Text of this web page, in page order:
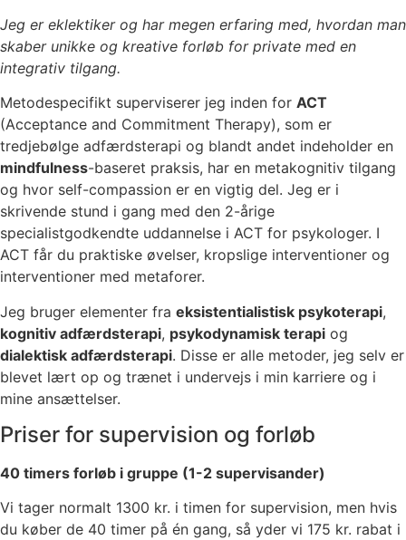
Jeg er eklektiker og har megen erfaring med, hvordan man
skaber unikke og kreative forløb for private med en
integrativ tilgang.
Metodespecifikt superviserer jeg inden for ACT
(Acceptance and Commitment Therapy), som er
tredjebølge adfærdsterapi og blandt andet indeholder en
mindfulness-baseret praksis, har en metakognitiv tilgang
og hvor self-compassion er en vigtig del. Jeg er i
skrivende stund i gang med den 2-årige
specialistgodkendte uddannelse i ACT for psykologer. I
ACT får du praktiske øvelser, kropslige interventioner og
interventioner med metaforer.
Jeg bruger elementer fra eksistentialistisk psykoterapi,
kognitiv adfærdsterapi, psykodynamisk terapi og
dialektisk adfærdsterapi. Disse er alle metoder, jeg selv er
blevet lært op og trænet i undervejs i min karriere og i
mine ansættelser.
Priser for supervision og forløb
40 timers forløb i gruppe (1-2 supervisander)
Vi tager normalt 1300 kr. i timen for supervision, men hvis
du køber de 40 timer på én gang, så yder vi 175 kr. rabat i